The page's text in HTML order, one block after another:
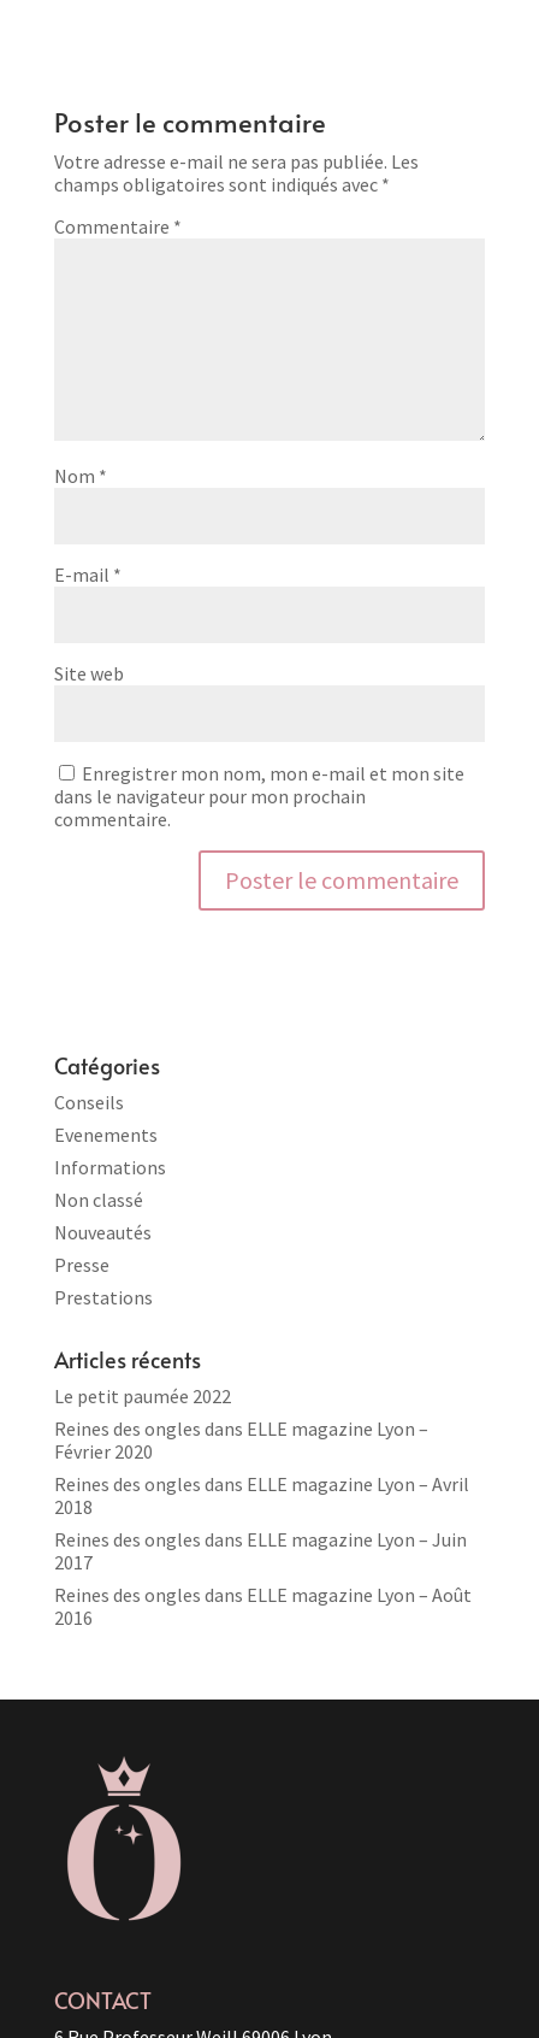
Poster le commentaire
Votre adresse e-mail ne sera pas publiée. Les
champs obligatoires sont indiqués avec *
Commentaire *
Nom *
E-mail *
Site web
Enregistrer mon nom, mon e-mail et mon site
dans le navigateur pour mon prochain
commentaire.
Catégories
Conseils
Evenements
Informations
Non classé
Nouveautés
Presse
Prestations
Articles récents
Le petit paumée 2022
Reines des ongles dans ELLE magazine Lyon –
Février 2020
Reines des ongles dans ELLE magazine Lyon – Avril
2018
Reines des ongles dans ELLE magazine Lyon – Juin
2017
Reines des ongles dans ELLE magazine Lyon – Août
2016
CONTACT